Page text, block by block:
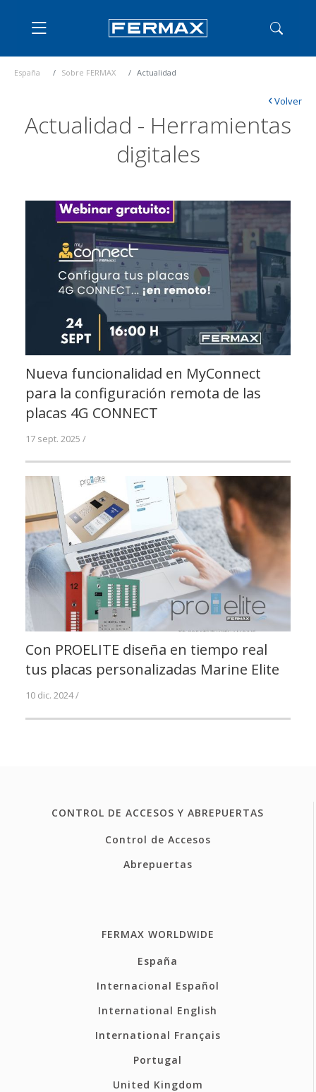
España Sobre FERMAX Actualidad
Actualidad - Herramientas
digitales
‹Volver
Nueva funcionalidad en MyConnect
para la configuración remota de las
placas 4G CONNECT
17 sept. 2025 /
Con PROELITE diseña en tiempo real
tus placas personalizadas Marine Elite
10 dic. 2024 /
CONTROL DE ACCESOS Y ABREPUERTAS
Control de Accesos
Abrepuertas
FERMAX WORLDWIDE
España
Internacional Español
International English
International Français
Portugal
United Kingdom